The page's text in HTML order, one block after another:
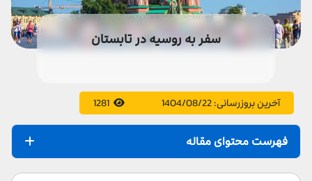
سفر به روسیه در تابستان
آخرین بروزرسانی:1404/08/22
فهرست محتوای مقاله
آب و هوای روسیه در تابستان